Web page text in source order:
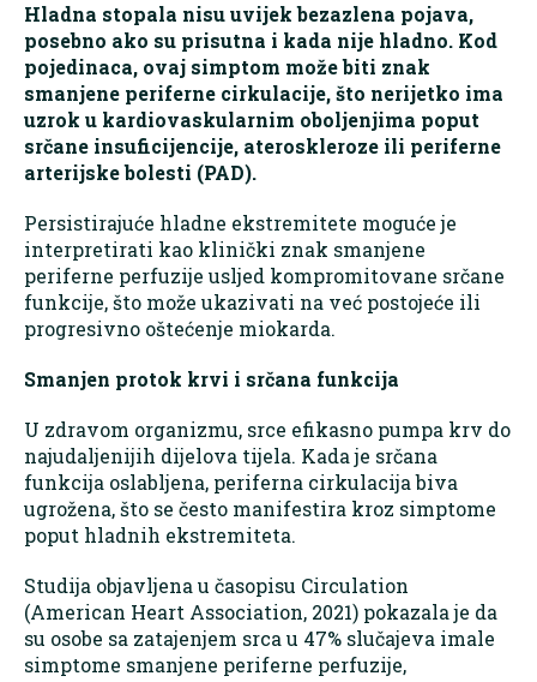
Hladna stopala nisu uvijek bezazlena pojava,
posebno ako su prisutna i kada nije hladno. Kod
pojedinaca, ovaj simptom može biti znak
smanjene periferne cirkulacije, što nerijetko ima
uzrok u kardiovaskularnim oboljenjima poput
srčane insuficijencije, ateroskleroze ili periferne
arterijske bolesti (PAD).
Persistirajuće hladne ekstremitete moguće je
interpretirati kao klinički znak smanjene
periferne perfuzije usljed kompromitovane srčane
funkcije, što može ukazivati na već postojeće ili
progresivno oštećenje miokarda.
Smanjen protok krvi i srčana funkcija
U zdravom organizmu, srce efikasno pumpa krv do
najudaljenijih dijelova tijela. Kada je srčana
funkcija oslabljena, periferna cirkulacija biva
ugrožena, što se često manifestira kroz simptome
poput hladnih ekstremiteta.
Studija objavljena u časopisu Circulation
(American Heart Association, 2021) pokazala je da
su osobe sa zatajenjem srca u 47% slučajeva imale
simptome smanjene periferne perfuzije,